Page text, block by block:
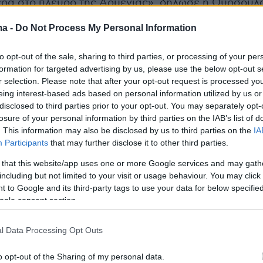
- Do Not Process My Personal Information
opt-out of the sale, sharing to third parties, or processing of your
for targeted advertising by us, please use the below opt-out
selection. Please note that after your opt-out request is processed
interest-based ads based on personal information utilized by us
to third parties prior to your opt-out. You may separately
of your personal information by third parties on the IAB’s list of
This information may also be disclosed by us to third parties on the
Participants that may further disclose it to other third parties.
that this website/app uses one or more Google services and may
but not limited to your visit or usage behaviour. You may
to Google and its third-party tags to use your data for below
consent section.
Data Processing Opt Outs
opt-out of the Sharing of my personal data.
στο πλευρό της Αρμενίας», δήλωσε η
τηλεφωνικής επικοινωνίας με τον Πασινιάν.
ύψους άνω των 50 εκατομμυρίων ευρώ.
ότι η ΕΕ, στο πλαίσιο της απόφασής της να
να αντιμετωπίσει τις πιέσεις της Ρωσίας,
στο Ερεβάν νέες εμπορικές διευκολύνσεις.
παρόμοια οφέλη από την Ουκρανία - μια
τεράστιες θυσίες. Το καθεστώς
πρόσβασης για τα ουκρανικά προϊόντα στην
5 Ιουνίου 2025. Την επόμενη κιόλας ημέρα, η ΕΕ
επισημαίνει ο Ουκρανός δημοσιογράφος.
του ο Γιακοβένκο τονίζει πως: «Η